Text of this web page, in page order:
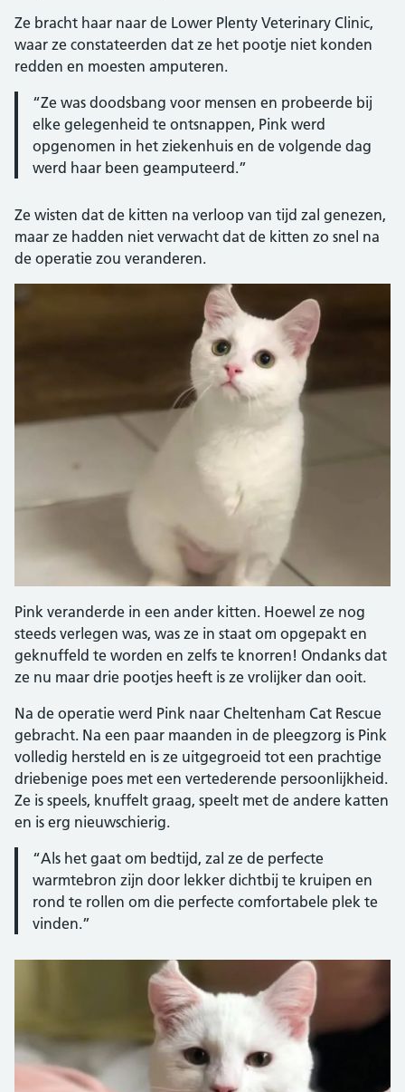
Ze bracht haar naar de Lower Plenty Veterinary Clinic,
waar ze constateerden dat ze het pootje niet konden
redden en moesten amputeren.
“Ze was doodsbang voor mensen en probeerde bij
elke gelegenheid te ontsnappen, Pink werd
opgenomen in het ziekenhuis en de volgende dag
werd haar been geamputeerd.”
Ze wisten dat de kitten na verloop van tijd zal genezen,
maar ze hadden niet verwacht dat de kitten zo snel na
de operatie zou veranderen.
Pink veranderde in een ander kitten. Hoewel ze nog
steeds verlegen was, was ze in staat om opgepakt en
geknuffeld te worden en zelfs te knorren! Ondanks dat
ze nu maar drie pootjes heeft is ze vrolijker dan ooit.
Na de operatie werd Pink naar Cheltenham Cat Rescue
gebracht. Na een paar maanden in de pleegzorg is Pink
volledig hersteld en is ze uitgegroeid tot een prachtige
driebenige poes met een vertederende persoonlijkheid.
Ze is speels, knuffelt graag, speelt met de andere katten
en is erg nieuwschierig.
“Als het gaat om bedtijd, zal ze de perfecte
warmtebron zijn door lekker dichtbij te kruipen en
rond te rollen om die perfecte comfortabele plek te
vinden.”